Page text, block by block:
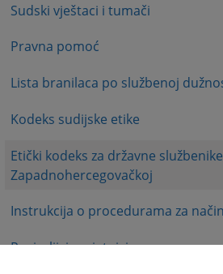
Sudski vještaci i tumači
Pravna pomoć
Lista branilaca po službenoj
Kodeks sudijske etike
Etički kodeks za državne
Zapadnohercegovačkoj
Instrukcija o procedurama za
Povjerljivi savjetnici